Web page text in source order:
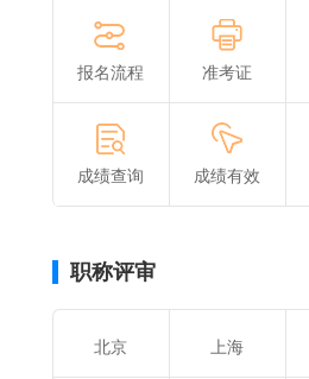
报名流程 准考证
成绩查询 成绩有效
职称评审
北京 上海